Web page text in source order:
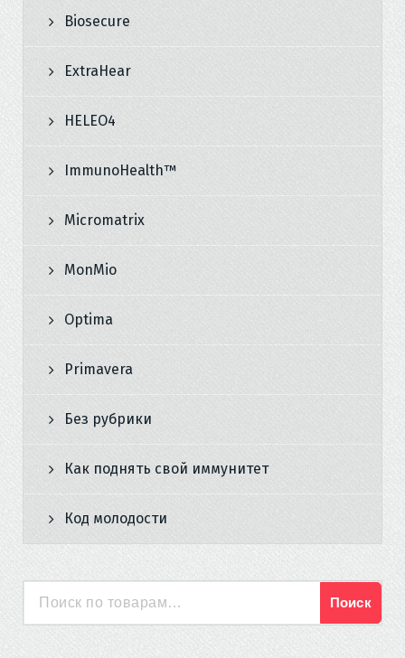
Biosecure
ExtraHear
HELEO4
ImmunoHealth™
Micromatrix
MonMio
Optima
Primavera
Без рубрики
Как поднять свой иммунитет
Код молодости
Поиск